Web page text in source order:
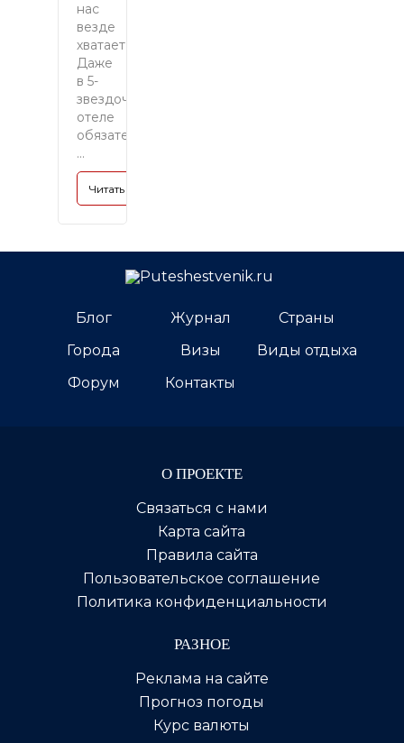
нас
везде
хватает.
Даже
в 5-
звездочном
отеле
обязательно
...
Читать полностью »
Блог Журнал
Страны
Города
Визы
Виды отдыха
Форум
Контакты
О ПРОЕКТЕ
Связаться с нами
Карта сайта
Правила сайта
Пользовательское соглашение
Политика конфиденциальности
РАЗНОЕ
Реклама на сайте
Прогноз погоды
Курс валюты